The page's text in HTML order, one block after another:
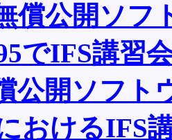
償公開ソフ
でIFS講習
公開ソフト
おけるIFS